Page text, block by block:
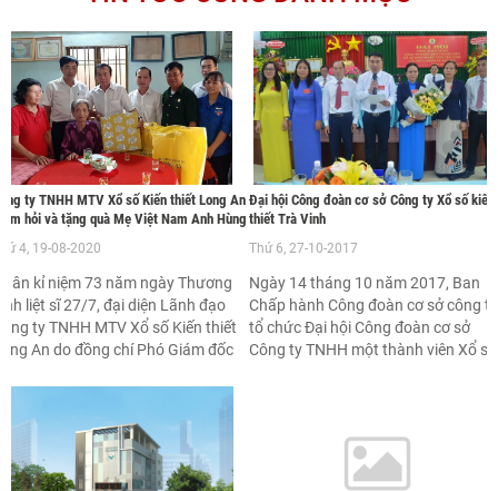
ty TNHH MTV Xổ số Kiến thiết Long An
hỏi và tặng quà Mẹ Việt Nam Anh Hùng
4, 19-08-2020
kỉ niệm 73 năm ngày Thương
liệt sĩ 27/7, đại diện Lãnh đạo
ty TNHH MTV Xổ số Kiến thiết
An do đồng chí Phó Giám đốc
đến thăm, tặng quà Mẹ Việt Nam
hùng Lê Thị Phinh.
Đại hội Công đoàn cơ sở Công ty Xổ số kiến
thiết Trà Vinh
Thứ 6, 27-10-2017
Ngày 14 tháng 10 năm 2017, Ban
Chấp hành Công đoàn cơ sở công ty
tổ chức Đại hội Công đoàn cơ sở
Công ty TNHH một thành viên Xổ số